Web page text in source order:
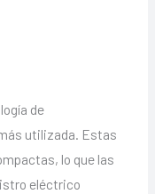
de
utilizada. Estas
lo que las
eléctrico